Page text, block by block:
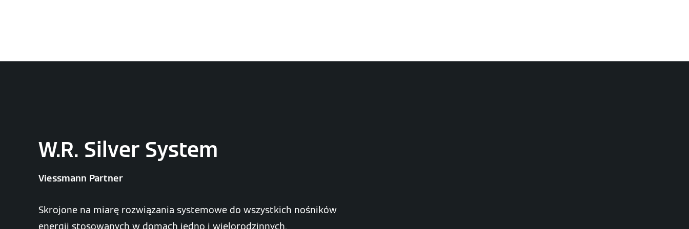
W.R. Silver System
Viessmann Partner
Skrojone na miarę rozwiązania systemowe do wszystkich nośników
energii stosowanych w domach jedno i wielorodzinnych.